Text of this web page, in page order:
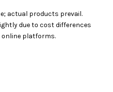
actual products prevail.
due to cost differences
platforms.